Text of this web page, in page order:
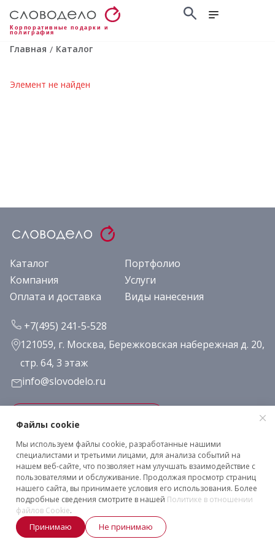
Корпоративные подарки и
полиграфия
Главная / Каталог
Элемент не найден
Каталог
Портфолио
Компания
Услуги
Оплата и доставка
Виды нанесения
+7(495) 241-5-528
121059, г. Москва, Бережковская набережная д. 20,
стр. 64, 3 этаж
info@slovodelo.ru
Заказать звонок
Подписаться на рассылку
Клиентское соглашение
Политика конфиденциальности
2026 © «Словодело». Все права защищены
Файлы cookie
Мы используем файлы cookie, разработанные нашими
специалистами и третьими лицами, для анализа событий на
нашем веб-сайте, что позволяет нам улучшать взаимодействие с
пользователями и обслуживание. Продолжая просмотр страниц
нашего сайта, вы принимаете условия его использования. Более
подробные сведения смотрите в нашей Политике в отношении
файлов Cookie.
Принимаю Не принимаю